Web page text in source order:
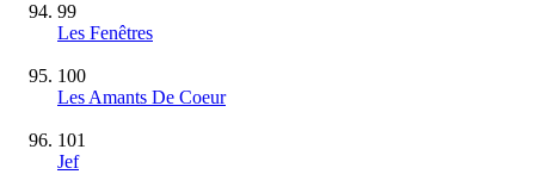
99
Les Fenêtres
100
Les Amants De Coeur
101
Jef